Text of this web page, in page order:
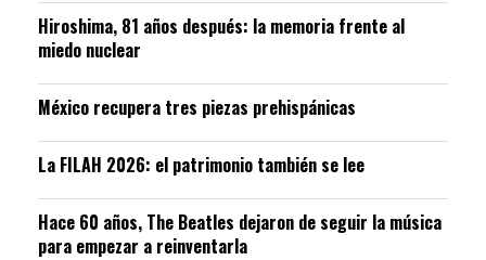
Hiroshima, 81 años después: la memoria frente al
miedo nuclear
México recupera tres piezas prehispánicas
La FILAH 2026: el patrimonio también se lee
Hace 60 años, The Beatles dejaron de seguir la música
para empezar a reinventarla